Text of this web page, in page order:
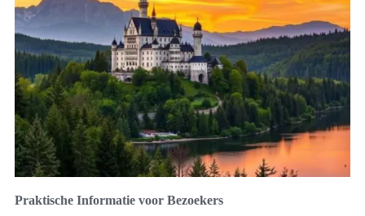
Praktische Informatie voor Bezoekers